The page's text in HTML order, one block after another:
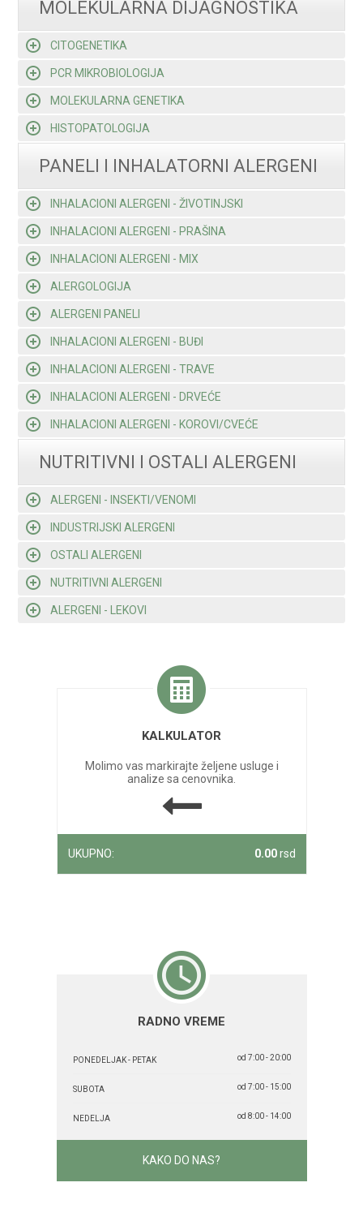
MOLEKULARNA DIJAGNOSTIKA
CITOGENETIKA
PCR MIKROBIOLOGIJA
MOLEKULARNA GENETIKA
HISTOPATOLOGIJA
PANELI I INHALATORNI ALERGENI
INHALACIONI ALERGENI - ŽIVOTINJSKI
INHALACIONI ALERGENI - PRAŠINA
INHALACIONI ALERGENI - MIX
ALERGOLOGIJA
ALERGENI PANELI
INHALACIONI ALERGENI - BUĐI
INHALACIONI ALERGENI - TRAVE
INHALACIONI ALERGENI - DRVEĆE
INHALACIONI ALERGENI - KOROVI/CVEĆE
NUTRITIVNI I OSTALI ALERGENI
ALERGENI - INSEKTI/VENOMI
INDUSTRIJSKI ALERGENI
OSTALI ALERGENI
NUTRITIVNI ALERGENI
ALERGENI - LEKOVI
KALKULATOR
Molimo vas markirajte željene usluge i
analize sa cenovnika.
UKUPNO: 0.00rsd
RADNO VREME
PONEDELJAK - PETAK od 7:00 - 20:00
SUBOTA od 7:00 - 15:00
NEDELJA od 8:00 - 14:00
KAKO DO NAS?